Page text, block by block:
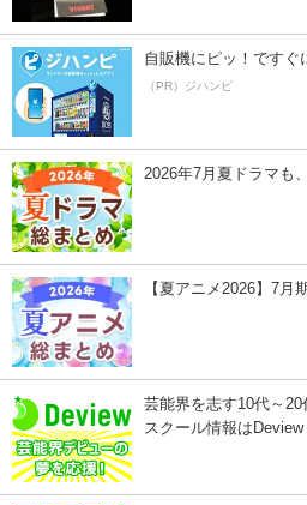
自販機にピッ！ですぐ
（PR）ジハンピ
2026年7月夏ドラマも
【夏アニメ2026】7月
芸能界を志す10代～20
スクール情報はDeview